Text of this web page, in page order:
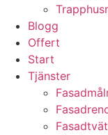
Blogg
Offert
Start
Tjänster